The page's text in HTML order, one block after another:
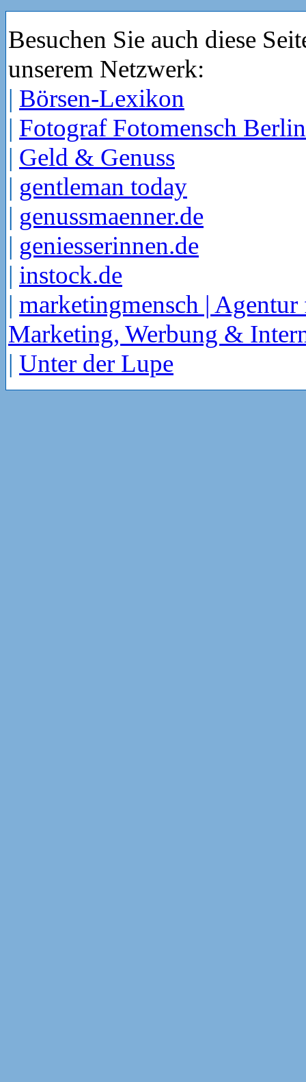
Besuchen Sie auch diese
unserem Netzwerk:
| Börsen-Lexikon
| Fotograf Fotomensch Berlin
| Geld & Genuss
| gentleman today
| genussmaenner.de
| geniesserinnen.de
| instock.de
| marketingmensch | Agentur
Marketing, Werbung &
| Unter der Lupe